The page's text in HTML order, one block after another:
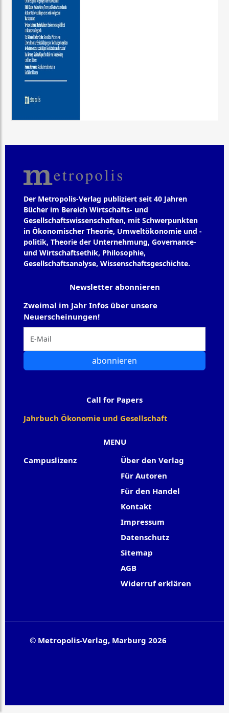
Der Metropolis-Verlag publiziert seit 40 Jahren
Bücher im Bereich Wirtschafts- und
Gesellschaftswissenschaften, mit Schwerpunkten
in Ökonomischer Theorie, Umweltökonomie und -
politik, Theorie der Unternehmung, Governance-
und Wirtschaftsethik, Philosophie,
Gesellschaftsanalyse, Wissenschaftsgeschichte.
MENU
Campuslizenz
Über den Verlag
Für Autoren
Für den Handel
Kontakt
Impressum
Datenschutz
Sitemap
AGB
Widerruf erklären
Newsletter abonnieren
Zweimal im Jahr Infos über unsere
Neuerscheinungen!
abonnieren
Call for Papers
Jahrbuch Ökonomie und Gesellschaft
© Metropolis-Verlag, Marburg 2026